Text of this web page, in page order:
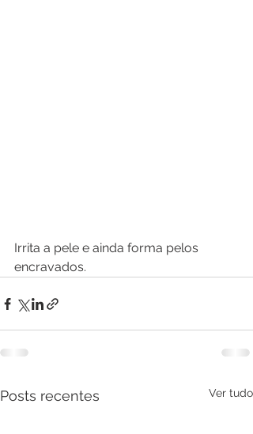
Irrita a pele e ainda forma pelos
encravados.
Posts recentes Ver tudo